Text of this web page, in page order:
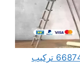
فني تركيب ورق جدران الكويت 66874433 تركيب